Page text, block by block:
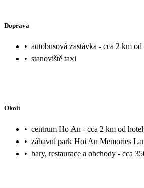
Doprava
• autobusová zastávka - cca 2 km od
• stanoviště taxi
Okolí
• centrum Ho An - cca 2 km od
• zábavní park Hoi An Memories
• bary, restaurace a obchody - cca